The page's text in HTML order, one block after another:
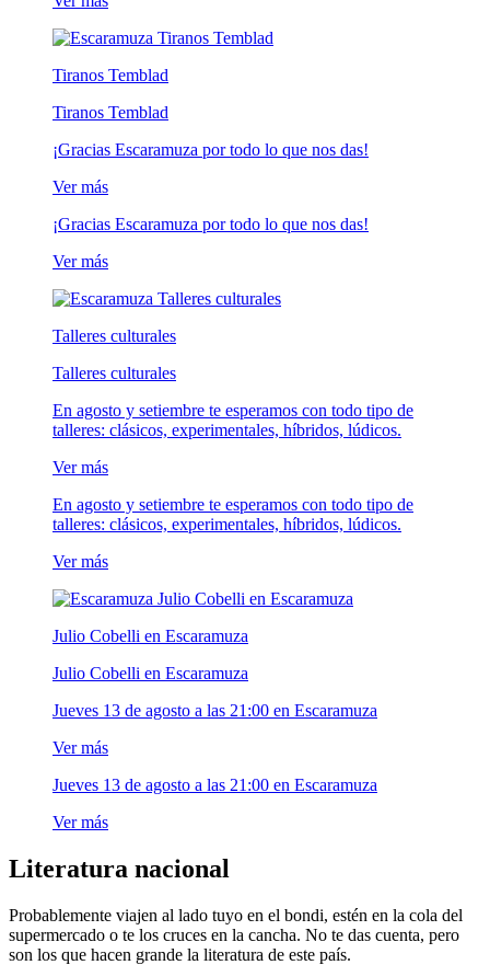
Tiranos Temblad
Tiranos Temblad
¡Gracias Escaramuza por todo lo que nos das!
Ver más
¡Gracias Escaramuza por todo lo que nos das!
Ver más
Talleres culturales
Talleres culturales
En agosto y setiembre te esperamos con todo tipo de
talleres: clásicos, experimentales, híbridos, lúdicos.
Ver más
En agosto y setiembre te esperamos con todo tipo de
talleres: clásicos, experimentales, híbridos, lúdicos.
Ver más
Julio Cobelli en Escaramuza
Julio Cobelli en Escaramuza
Jueves 13 de agosto a las 21:00 en Escaramuza
Ver más
Jueves 13 de agosto a las 21:00 en Escaramuza
Ver más
Literatura nacional
Probablemente viajen al lado tuyo en el bondi, estén en la cola del
supermercado o te los cruces en la cancha. No te das cuenta, pero
son los que hacen grande la literatura de este país.